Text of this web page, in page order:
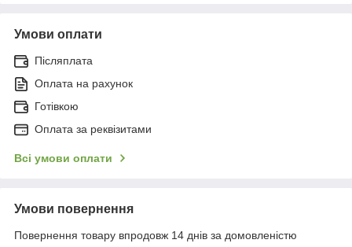
Умови оплати
Післяплата
Оплата на рахунок
Готівкою
Оплата за реквізитами
Всі умови оплати
Умови повернення
Повернення товару впродовж 14 днів за домовленістю